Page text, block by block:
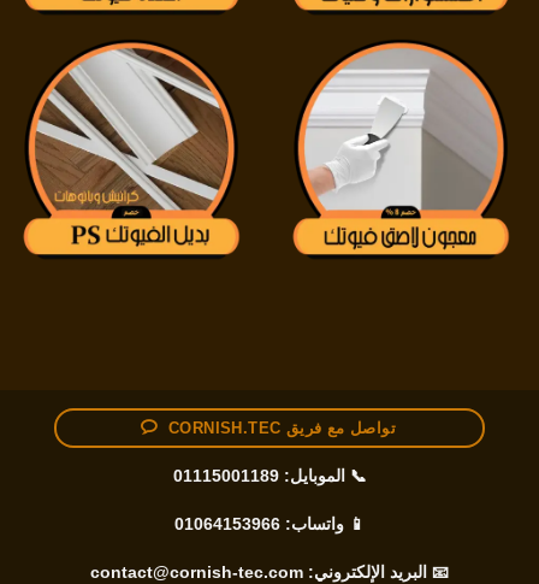
تواصل مع فريق CORNISH.TEC
📞 الموبايل:01115001189
📱 واتساب:01064153966
📧 البريد الإلكتروني: contact@cornish-tec.com